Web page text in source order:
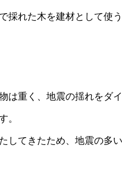
れた木を建材として使
重く、地震の揺れをダ
なり」を持って
してきたため、地震の